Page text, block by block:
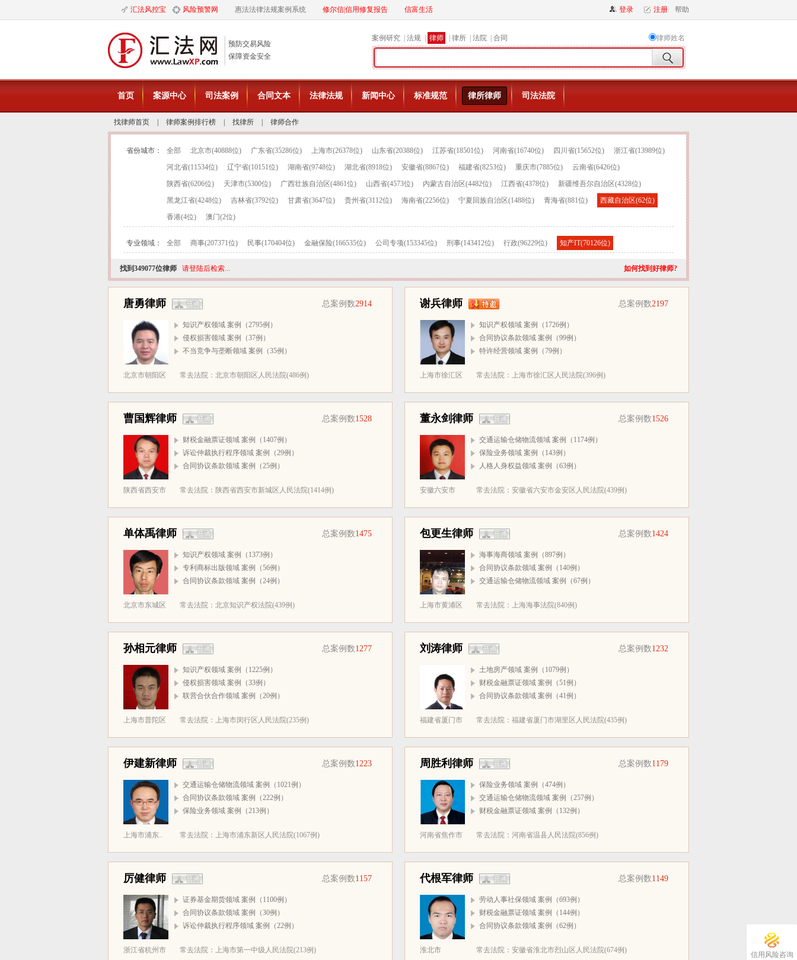
汇法风控宝 风险预警网 惠法法律法规案例系统 修尔信|信用修复报告 信富生活 登录 注册 帮助
预防交易风险
保障资金安全
案例研究 法规 律师 律所 法院 合同 律师姓名
首页 案源中心 司法案例 合同文本 法律法规 新闻中心 标准规范 律所律师 司法法院
找律师首页 律师案例排行榜 找律所 律师合作
省份城市： 全部 北京市(40888位) 广东省(35286位) 上海市(26378位) 山东省(20388位) 江苏省(18501位) 河南省(16740位) 四川省(15652位)
浙江省(13989位)
河北省(11534位)
辽宁省(10151位) 湖南省(9748位) 湖北省(8918位) 安徽省(8867位) 福建省(8253位) 重庆市(7885位)
云南省(6426位)
陕西省(6206位)
天津市(5300位) 广西壮族自治区(4861位) 山西省(4573位) 内蒙古自治区(4482位) 江西省(4378位)
新疆维吾尔自治区(4328位)
黑龙江省(4248位)
吉林省(3792位) 甘肃省(3647位) 贵州省(3112位) 海南省(2256位) 宁夏回族自治区(1488位) 青海省(881位)
西藏自治区(62位)
香港(4位)
澳门(2位)
专业领域： 全部 商事(207371位) 民事(170404位) 金融保险(166535位) 公司专项(153345位) 刑事(143412位) 行政(96229位) 知产IT(70126位)
找到349077位律师 请登陆后检索... 如何找到好律师?
唐勇律师 总案例数2914
知识产权领域 案例（2795例）
侵权损害领域 案例（37例）
不当竞争与垄断领域 案例（35例）
北京市朝阳区 常去法院：北京市朝阳区人民法院(486例)
谢兵律师 总案例数2197
知识产权领域 案例（1726例）
合同协议条款领域 案例（99例）
特许经营领域 案例（79例）
上海市徐汇区 常去法院：上海市徐汇区人民法院(396例)
曹国辉律师 总案例数1528
财税金融票证领域 案例（1407例）
诉讼仲裁执行程序领域 案例（29例）
合同协议条款领域 案例（25例）
陕西省西安市 常去法院：陕西省西安市新城区人民法院(1414例)
董永剑律师 总案例数1526
交通运输仓储物流领域 案例（1174例）
保险业务领域 案例（143例）
人格人身权益领域 案例（63例）
安徽六安市 常去法院：安徽省六安市金安区人民法院(439例)
单体禹律师 总案例数1475
知识产权领域 案例（1373例）
专利商标出版领域 案例（56例）
合同协议条款领域 案例（24例）
北京市东城区 常去法院：北京知识产权法院(439例)
包更生律师 总案例数1424
海事海商领域 案例（897例）
合同协议条款领域 案例（140例）
交通运输仓储物流领域 案例（67例）
上海市黄浦区 常去法院：上海海事法院(840例)
孙相元律师 总案例数1277
知识产权领域 案例（1225例）
侵权损害领域 案例（33例）
联营合伙合作领域 案例（20例）
上海市普陀区 常去法院：上海市闵行区人民法院(235例)
刘涛律师 总案例数1232
土地房产领域 案例（1079例）
财税金融票证领域 案例（51例）
合同协议条款领域 案例（41例）
福建省厦门市 常去法院：福建省厦门市湖里区人民法院(435例)
伊建新律师 总案例数1223
交通运输仓储物流领域 案例（1021例）
合同协议条款领域 案例（222例）
保险业务领域 案例（213例）
上海市浦东.. 常去法院：上海市浦东新区人民法院(1067例)
周胜利律师 总案例数1179
保险业务领域 案例（474例）
交通运输仓储物流领域 案例（257例）
财税金融票证领域 案例（132例）
河南省焦作市 常去法院：河南省温县人民法院(856例)
厉健律师 总案例数1157
证券基金期货领域 案例（1100例）
合同协议条款领域 案例（30例）
诉讼仲裁执行程序领域 案例（22例）
浙江省杭州市 常去法院：上海市第一中级人民法院(213例)
代根军律师 总案例数1149
劳动人事社保领域 案例（693例）
财税金融票证领域 案例（144例）
合同协议条款领域 案例（62例）
淮北市 常去法院：安徽省淮北市烈山区人民法院(674例)
信用风险咨询